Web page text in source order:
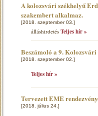
A kolozsvári székhelyű
szakembert alkalmaz.
[2018. szeptember 03.]
álláshirdetés Teljes hír »
Beszámoló a 9.
[2018. szeptember 02.]
Teljes hír »
Tervezett EME
[2018. július 24.]